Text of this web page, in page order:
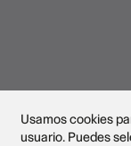
Usamos cookies
usuario. Puedes